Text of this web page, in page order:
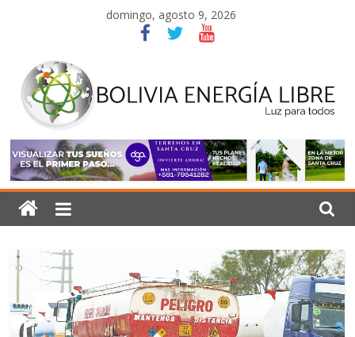
domingo, agosto 9, 2026
Bolivia
Energía
Libre
Luz
todos